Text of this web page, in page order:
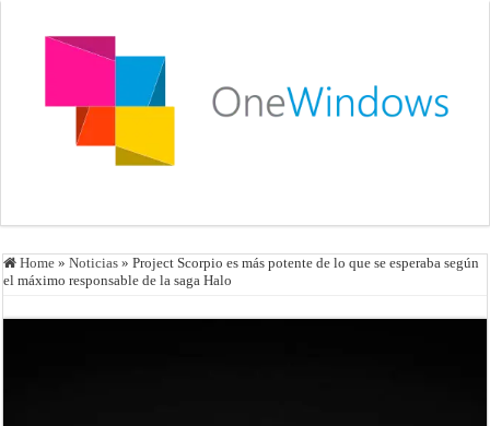
Home » Noticias » Project Scorpio es más potente de lo que se esperaba según
el máximo responsable de la saga Halo